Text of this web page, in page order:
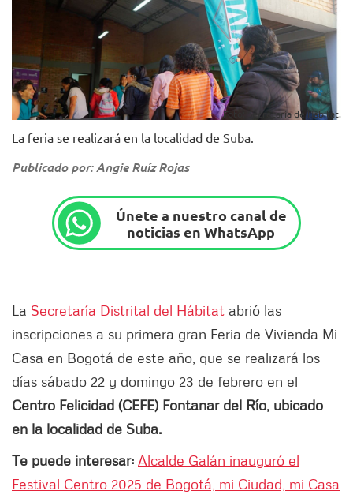
Foto: Secretaría de Hábitat.
La feria se realizará en la localidad de Suba.
Publicado por: Angie Ruíz Rojas
Únete a nuestro canal de
noticias en WhatsApp
La Secretaría Distrital del Hábitat abrió las
inscripciones a su primera gran Feria de Vivienda Mi
Casa en Bogotá de este año, que se realizará los
días sábado 22 y domingo 23 de febrero en el
Centro Felicidad (CEFE) Fontanar del Río, ubicado
en la localidad de Suba.
Te puede interesar: Alcalde Galán inauguró el
Festival Centro 2025 de Bogotá, mi Ciudad, mi Casa